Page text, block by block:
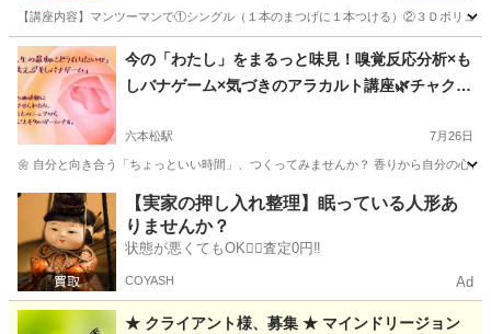
【講座内容】マンツーマンで①シングル（１本のまつげに１本つける）②３Ｄボリュ
福岡 福岡市 メイク
今の「わたし」をまるっと味見！嗅覚反応分析×も
しバナゲーム×気づきのアラカルト講座🌿チャクラ
六本松駅 7月26日
🌼 自分と向き合う「ちょっといい時間」、つくってみませんか？ 香りから自分の心
福岡 福岡市 六本松駅 アロマ 福岡 福岡市 六本松駅
アロマ 嗅覚
【実家の押し入れ整理】眠っている人形あ
りませんか？
状態が悪くてもOK🙆‍♀️査定0円‼️
COYASH Ad
★ クライアント様、募集 ★ マインドリージョン